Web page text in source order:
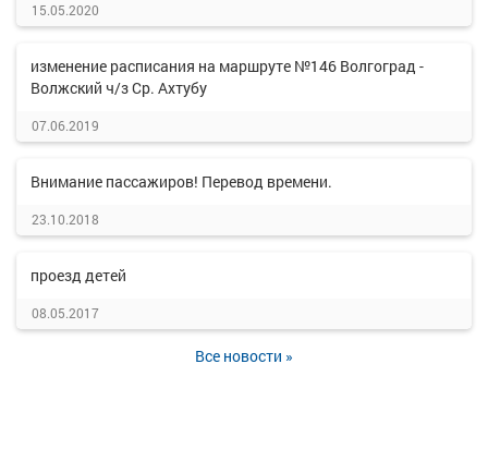
15.05.2020
изменение расписания на маршруте №146 Волгоград -
Волжский ч/з Ср. Ахтубу
07.06.2019
Внимание пассажиров! Перевод времени.
23.10.2018
проезд детей
08.05.2017
Все новости »